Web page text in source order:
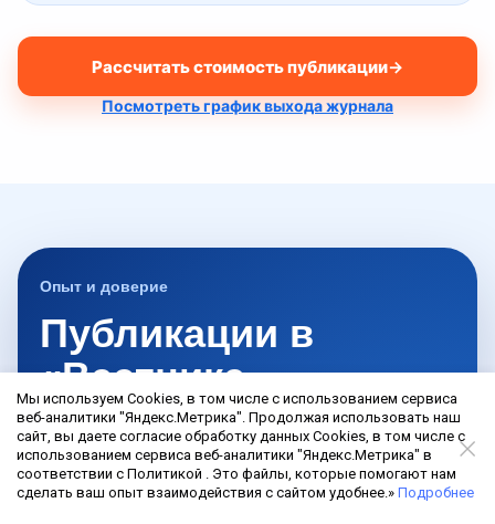
Рассчитать стоимость публикации→
Посмотреть график выхода журнала
Опыт и доверие
Публикации в
«Вестнике
государственной
регистрации» под
ключ
Мы используем Cookies, в том числе с использованием сервиса
веб-аналитики "Яндекс.Метрика". Продолжая использовать наш
сайт, вы даете согласие обработку данных Cookies, в том числе с
использованием сервиса веб-аналитики "Яндекс.Метрика" в
соответствии с Политикой . Это файлы, которые помогают нам
сделать ваш опыт взаимодействия с сайтом удобнее.» Подробнее